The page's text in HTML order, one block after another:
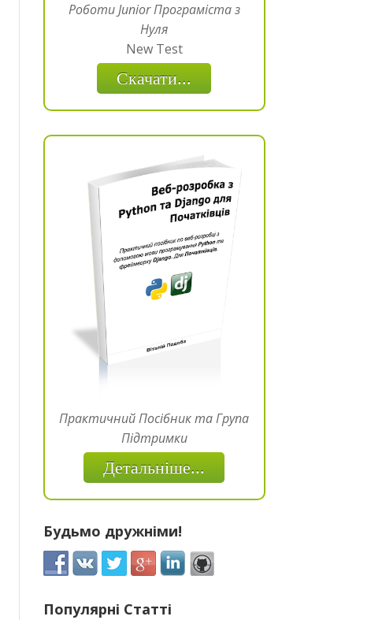
Роботи Junior Програміста з
Нуля
New Test
Скачати...
Практичний Посібник та Група
Підтримки
Детальніше...
Будьмо дружніми!
Популярні Статті